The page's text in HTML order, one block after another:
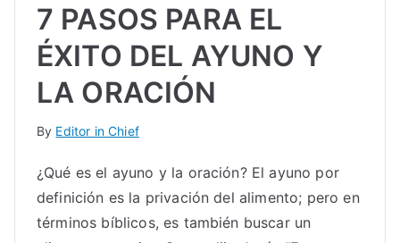
7 PASOS PARA EL
ÉXITO DEL AYUNO Y
LA ORACIÓN
By Editor in Chief
¿Qué es el ayuno y la oración? El ayuno por
definición es la privación del alimento; pero en
términos bíblicos, es también buscar un